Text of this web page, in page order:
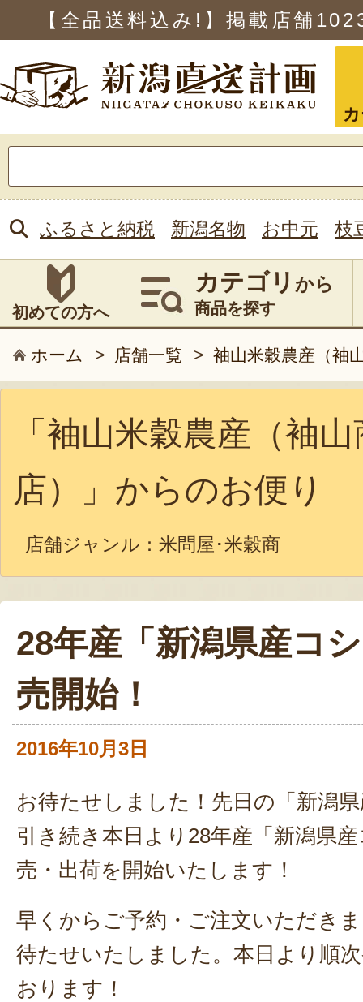
【全品送料込み!】掲載店舗
索:
ふるさと納税 新潟名物 お中元 枝
初めての方へ
カテゴリ から
商品を探す
ホーム > 店舗一覧 > 袖山米穀農産（袖
「袖山米穀農産（袖山
店）」からのお便り
店舗ジャンル： 米問屋･米穀商
28年産「新潟県産コ
売開始！
2016年10月3日
お待たせしました！先日の「新潟
引き続き本日より28年産「新潟県
売・出荷を開始いたします！
早くからご予約・ご注文いただき
待たせいたしました。本日より順
おります！